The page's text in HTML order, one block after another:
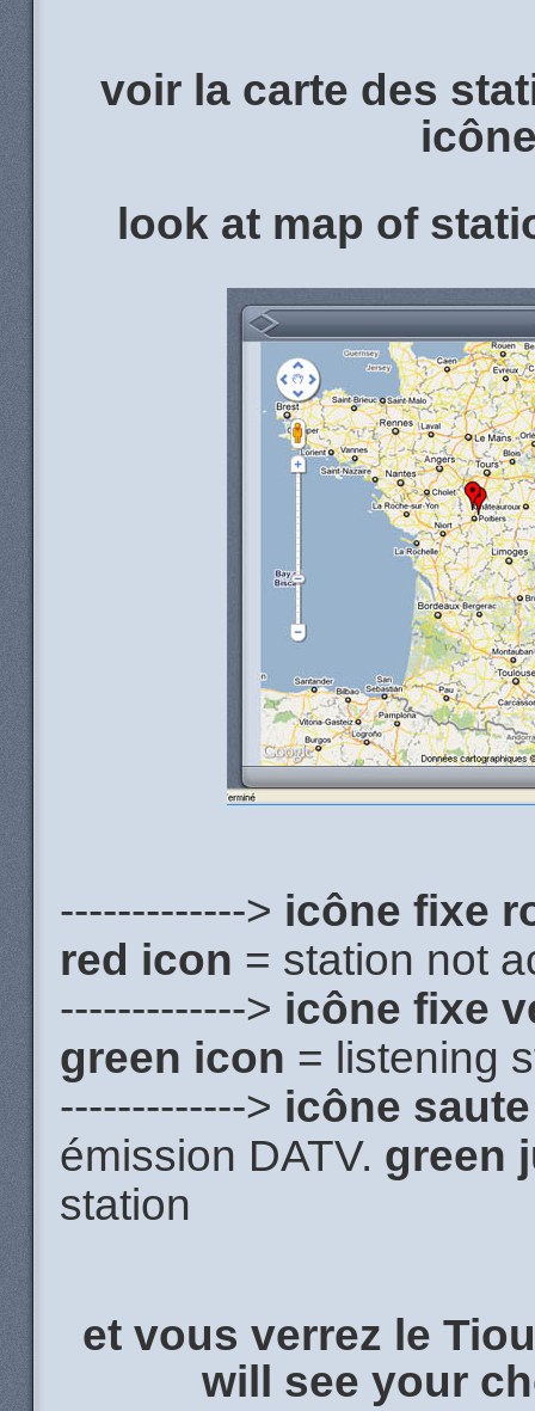
voir la carte des
look at map of
-------------> icône fixe
red icon = station not
-------------> icône fixe
green icon = listening
-------------> icône
émission DATV. green
station
et vous verrez le
will see your